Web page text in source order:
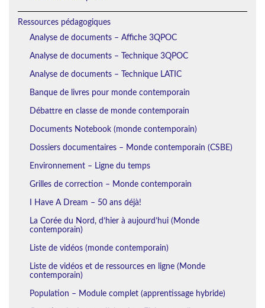
Ressources pédagogiques
Analyse de documents – Affiche 3QPOC
Analyse de documents – Technique 3QPOC
Analyse de documents – Technique LATIC
Banque de livres pour monde contemporain
Débattre en classe de monde contemporain
Documents Notebook (monde contemporain)
Dossiers documentaires – Monde contemporain (CSBE)
Environnement – Ligne du temps
Grilles de correction – Monde contemporain
I Have A Dream – 50 ans déjà!
La Corée du Nord, d’hier à aujourd’hui (Monde
contemporain)
Liste de vidéos (monde contemporain)
Liste de vidéos et de ressources en ligne (Monde
contemporain)
Population – Module complet (apprentissage hybride)